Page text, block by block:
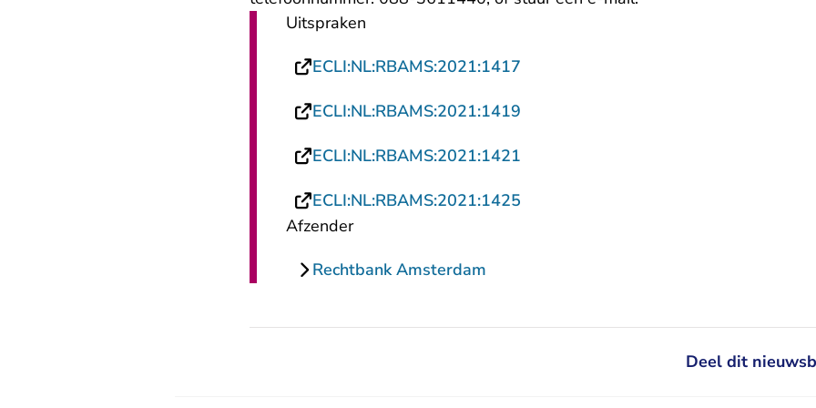
Uitspraken
ECLI:NL:RBAMS:2021:1417
ECLI:NL:RBAMS:2021:1419
ECLI:NL:RBAMS:2021:1421
ECLI:NL:RBAMS:2021:1425
Afzender
Rechtbank Amsterdam
Deel dit